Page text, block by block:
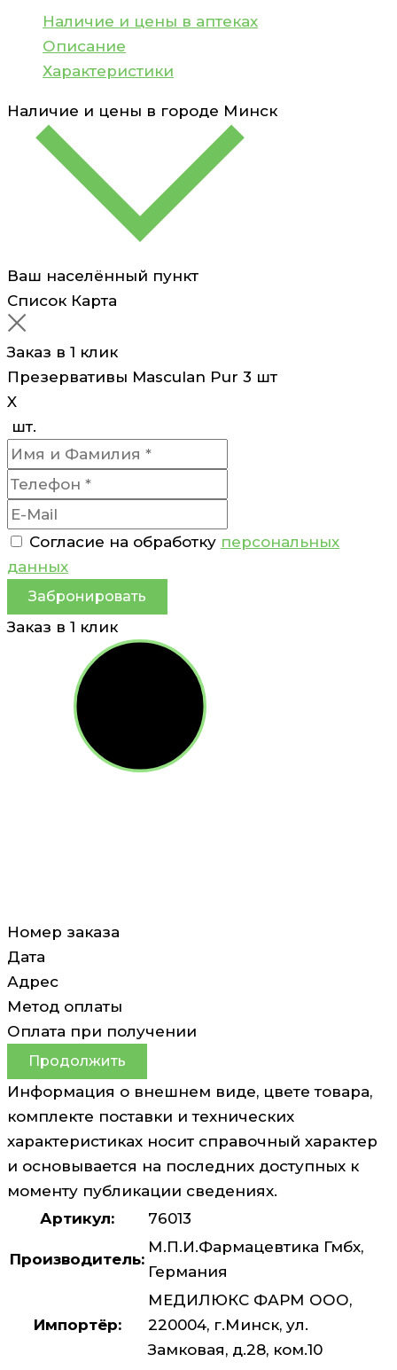
Наличие и цены в аптеках
Описание
Характеристики
Наличие и цены в городе Минск
Ваш населённый пункт
Список Карта
Заказ в 1 клик
Презервативы Masculan Pur 3 шт
X
шт.
Согласие на обработку персональных
данных
Забронировать
Заказ в 1 клик
Номер заказа
Дата
Адрес
Метод оплаты
Оплата при получении
Продолжить
Информация о внешнем виде, цвете товара,
комплекте поставки и технических
характеристиках носит справочный характер
и основывается на последних доступных к
моменту публикации сведениях.
Артикул:
76013
Производитель:
М.П.И.Фармацевтика Гмбх,
Германия
Импортёр:
МЕДИЛЮКС ФАРМ ООО,
220004, г.Минск, ул.
Замковая, д.28, ком.10